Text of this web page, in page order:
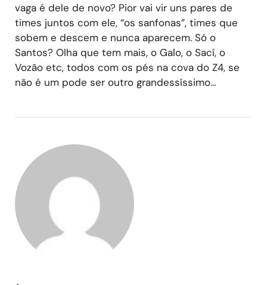
vaga é dele de novo? Pior vai vir uns pares de
times juntos com ele, “os sanfonas”, times que
sobem e descem e nunca aparecem. Só o
Santos? Olha que tem mais, o Galo, o Sací, o
Vozão etc, todos com os pés na cova do Z4, se
não é um pode ser outro grandessíssimo…